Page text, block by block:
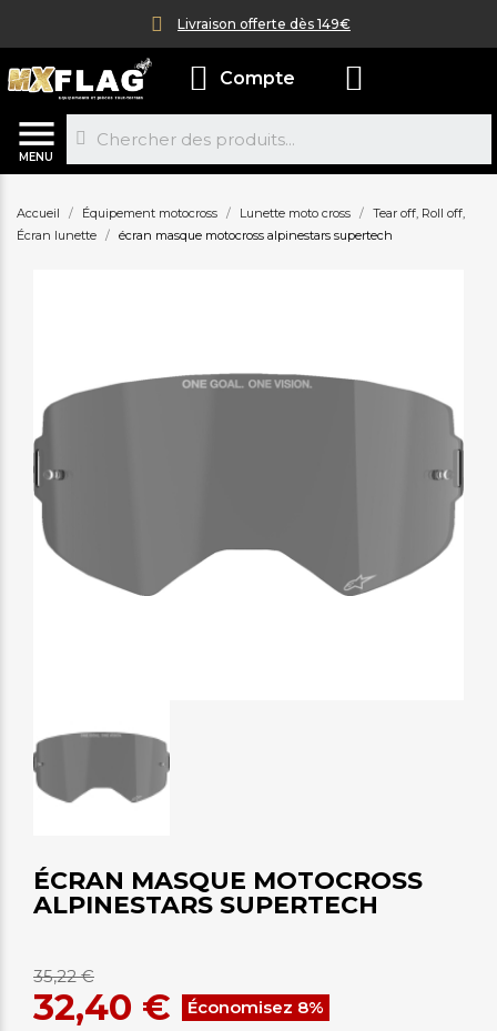
Livraison offerte dès 149€
MENU
Compte
Accueil Équipement motocross Lunette moto cross
Tear off, Roll off,
Écran lunette
écran masque motocross alpinestars supertech
ÉCRAN MASQUE MOTOCROSS
ALPINESTARS SUPERTECH
35,22 €
32,40 € Économisez 8%